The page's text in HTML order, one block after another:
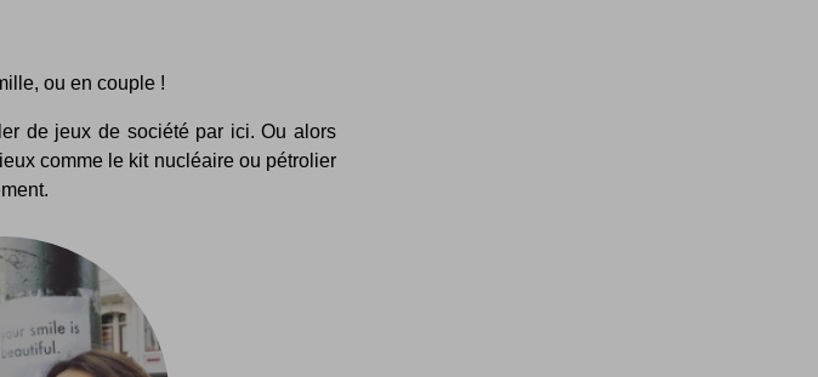
ou en couple !
de jeux de société par ici. Ou alors
comme le kit nucléaire ou pétrolier